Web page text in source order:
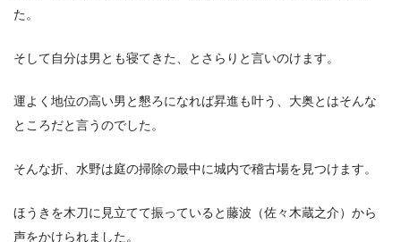
た。
そして自分は男とも寝てきた、とさらりと言いのけます。
運よく地位の高い男と懇ろになれば昇進も叶う、大奥とはそんな
ところだと言うのでした。
そんな折、水野は庭の掃除の最中に城内で稽古場を見つけます。
ほうきを木刀に見立てて振っていると藤波（佐々木蔵之介）から
声をかけられました。